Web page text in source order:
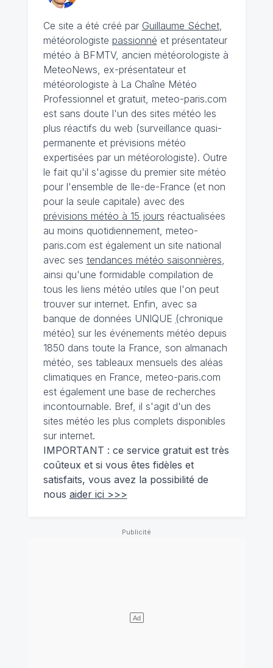
Ce site a été créé par Guillaume Séchet,
météorologiste passionné et présentateur
météo à BFMTV, ancien météorologiste à
MeteoNews, ex-présentateur et
météorologiste à La Chaîne Météo
Professionnel et gratuit, meteo-paris.com
est sans doute l'un des sites météo les
plus réactifs du web (surveillance quasi-
permanente et prévisions météo
expertisées par un météorologiste). Outre
le fait qu'il s'agisse du premier site météo
pour l'ensemble de Ile-de-France (et non
pour la seule capitale) avec des
prévisions météo à 15 jours réactualisées
au moins quotidiennement, meteo-
paris.com est également un site national
avec ses tendances météo saisonnières
ainsi qu'une formidable compilation de
tous les liens météo utiles que l'on peut
trouver sur internet. Enfin, avec sa
banque de données UNIQUE (chronique
météo) sur les événements météo depuis
1850 dans toute la France, son almanach
météo, ses tableaux mensuels des aléas
climatiques en France, meteo-paris.com
est également une base de recherches
incontournable. Bref, il s'agit d'un des
sites météo les plus complets disponibles
sur internet.
IMPORTANT : ce service gratuit est très
coûteux et si vous êtes fidèles et
satisfaits, vous avez la possibilité de
nous aider ici >>>